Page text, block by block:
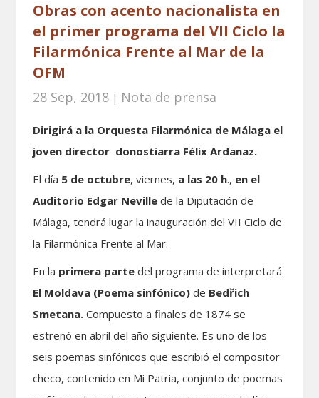
Obras con acento nacionalista en
el primer programa del VII Ciclo la
Filarmónica Frente al Mar de la
OFM
28 Sep, 2018 | Nota de prensa
Dirigirá a la Orquesta Filarmónica de Málaga el
joven director donostiarra Félix Ardanaz.
El día 5 de octubre, viernes, a las 20 h., en el
Auditorio Edgar Nevillede la Diputación de
Málaga, tendrá lugar la inauguración del VII Ciclo de
la Filarmónica Frente al Mar.
En la primera parte del programa de interpretará
El Moldava (Poema sinfónico)de Bedřich
Smetana.Compuesto a finales de 1874 se
estrenó en abril del año siguiente. Es uno de los
seis poemas sinfónicos que escribió el compositor
checo, contenido en Mi Patria, conjunto de poemas